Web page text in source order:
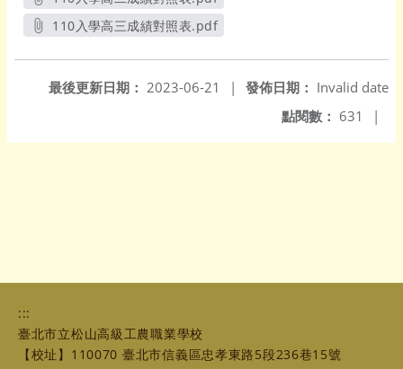
另開新視窗
110入學高三成績對照表.pdf
發佈日期： Invalid date
最後更新日期： 2023-06-21
|
點閱數： 631 |
:::
臺北市立松山高級工農職業學校
【校址】110070 臺北市信義區忠孝東路5段236巷15號